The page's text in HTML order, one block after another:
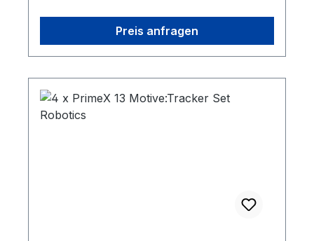
Preis anfragen